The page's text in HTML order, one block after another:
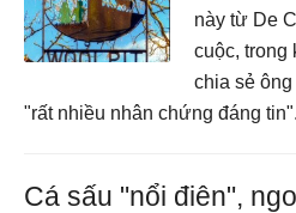
này từ De
cuộc, trong
chia sẻ
"rất nhiều nhân chứng đáng tin".
Cá sấu "nổi điên",